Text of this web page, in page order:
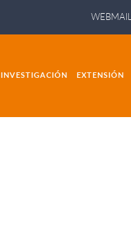
WEBMAIL
INVESTIGACIÓN EXTENSIÓN